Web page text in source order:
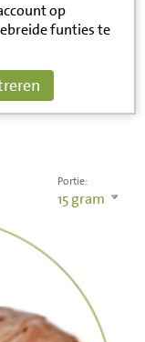
op
funties te
Portie:
15gram